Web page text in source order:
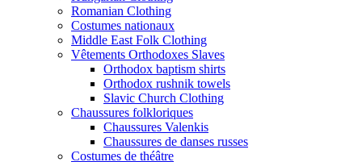
Romanian Clothing
Costumes nationaux
Middle East Folk Clothing
Vêtements Orthodoxes Slaves
Orthodox baptism shirts
Orthodox rushnik towels
Slavic Church Clothing
Chaussures folkloriques
Chaussures Valenkis
Chaussures de danses russes
Costumes de théâtre